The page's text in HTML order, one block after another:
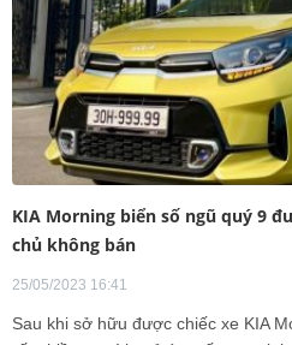
KIA Morning biển số ngũ quý 9
chủ không bán
25/05/2023 16:41
Sau khi sở hữu được chiếc xe KIA